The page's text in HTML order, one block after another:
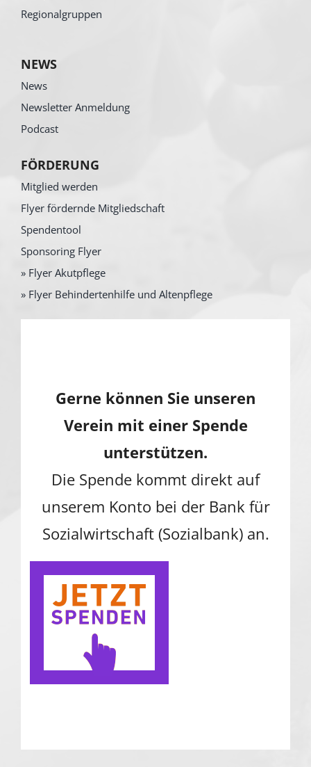
Regionalgruppen
NEWS
News
Newsletter Anmeldung
Podcast
FÖRDERUNG
Mitglied werden
Flyer fördernde Mitgliedschaft
Spendentool
Sponsoring Flyer
» Flyer Akutpflege
» Flyer Behindertenhilfe und Altenpflege
Gerne können Sie unseren
Verein mit einer Spende
unterstützen.
Die Spende kommt direkt auf
unserem Konto bei der Bank für
Sozialwirtschaft (Sozialbank) an.